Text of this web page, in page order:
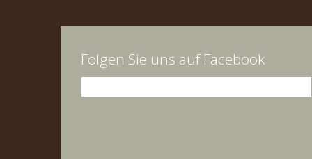
Folgen Sie uns auf Facebook